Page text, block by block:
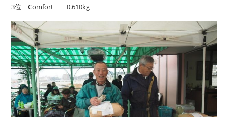
3位 Comfort 0.610kg